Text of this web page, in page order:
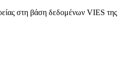
στη βάση δεδομένων VIES της